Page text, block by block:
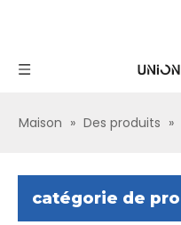
Maison » Des produits »
catégorie de